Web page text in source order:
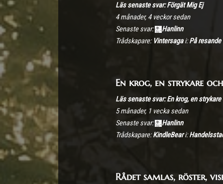
Läs senaste svar: Förgät Mig Ej
4 månader, 4 veckor sedan
Senaste svar:
Hanlinn
Trådskapare:Vintersaga i:På
En krog, en strykare
Läs senaste svar: En krog, en
5 månader, 1 vecka sedan
Senaste svar:
Hanlinn
Trådskapare:KindleBear i:
Rådet samlas, röster,